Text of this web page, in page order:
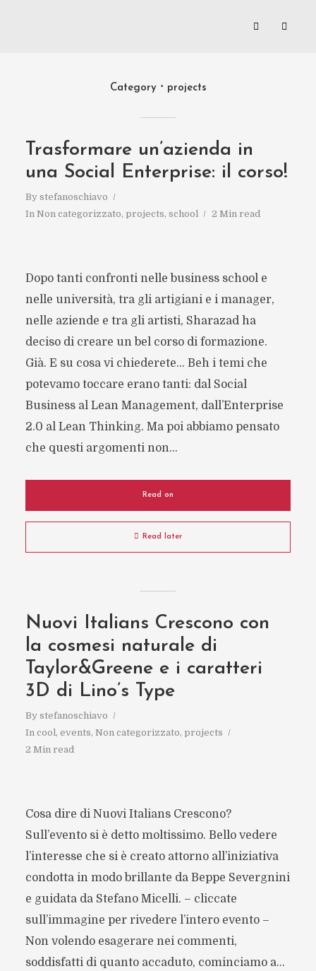
Category projects
Trasformare un’azienda in
una Social Enterprise: il corso!
By stefanoschiavo
In Non categorizzato, projects, school 2 Min read
Dopo tanti confronti nelle business school e
nelle università, tra gli artigiani e i manager,
nelle aziende e tra gli artisti, Sharazad ha
deciso di creare un bel corso di formazione.
Già. E su cosa vi chiederete… Beh i temi che
potevamo toccare erano tanti: dal Social
Business al Lean Management, dall’Enterprise
2.0 al Lean Thinking. Ma poi abbiamo pensato
che questi argomenti non...
Read on
Read later
Nuovi Italians Crescono con
la cosmesi naturale di
Taylor&Greene e i caratteri
3D di Lino’s Type
By stefanoschiavo
In cool, events, Non categorizzato, projects
2 Min read
Cosa dire di Nuovi Italians Crescono?
Sull’evento si è detto moltissimo. Bello vedere
l’interesse che si è creato attorno all’iniziativa
condotta in modo brillante da Beppe Severgnini
e guidata da Stefano Micelli. – cliccate
sull’immagine per rivedere l’intero evento –
Non volendo esagerare nei commenti,
soddisfatti di quanto accaduto, cominciamo a...